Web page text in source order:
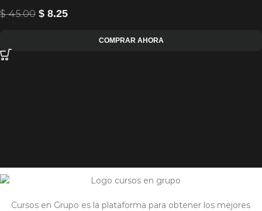
$45.00 $ 8.25
COMPRAR AHORA
Cursos en Grupo es la plataforma para obtener los mejores